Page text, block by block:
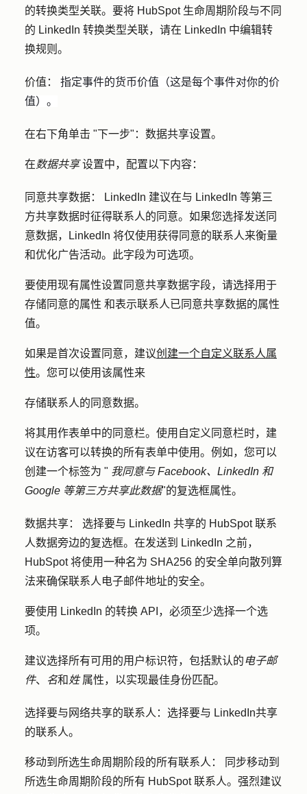
的转换类型关联。要将 HubSpot 生命周期阶段与不同
的 LinkedIn 转换类型关联，请在 LinkedIn 中编辑转
换规则。
价值：
指定事件的货币价值（这是每个事件对你的价
值）。
在右下角单击 "下一步"：数据共享设置。
在数据共享设置中，配置以下内容：
同意共享数据：
LinkedIn 建议在与 LinkedIn 等第三
方共享数据时征得联系人的同意。如果您选择发送同
意数据，LinkedIn 将仅使用获得同意的联系人来衡量
和优化广告活动。此字段为可选项。
要使用现有属性设置同意共享数据字段，请选择用于
存储同意的属性 和表示联系人已同意共享数据的属性
值。
如果是首次设置同意，建议创建一个自定义联系人属
性。您可以使用该属性来
存储联系人的同意数据。
将其用作表单中的同意栏。使用自定义同意栏时，建
议在访客可以转换的所有表单中使用。例如，您可以
创建一个标签为 " 我同意与 Facebook、LinkedIn 和
Google 等第三方共享此数据"的复选框属性。
数据共享： 选择要与 LinkedIn 共享的 HubSpot 联系
人数据旁边的复选框。在发送到 LinkedIn 之前，
HubSpot 将使用一种名为 SHA256 的安全单向散列算
法来确保联系人电子邮件地址的安全。
要使用 LinkedIn 的转换 API，必须至少选择一个选
项。
建议选择所有可用的用户标识符，包括默认的电子邮
件、 名和 姓属性，以实现最佳身份匹配。
选择要与网络共享的联系人： 选择要与 LinkedIn共享
的联系人。
移动到所选生命周期阶段的所有联系人：
同步移动到
所选生命周期阶段的所有 HubSpot 联系人。强烈建议